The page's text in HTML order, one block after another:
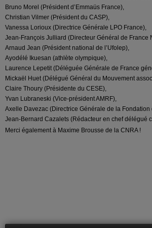
Bruno Morel (Président d’Emmaüs France),
Christian Vilmer (Président du CASP),
Vanessa Lorioux (Directrice Générale LPO France),
Jean-François Julliard (Directeur Général de France
Arnaud Jean (Président national de l’Ufolep),
Ayodélé Ikuesan (athlète olympique),
Laurence Lepetit (Déléguée Générale de France
Mickaël Huet (Délégué Général du Mouvement
Claire Thoury (Présidente du CESE),
Yvan Lubraneski (Vice-président AMRF),
Axelle Davezac (Directrice Générale de la Fondation
Jean-Bernard Cazalets (Rédacteur en chef délégué
Merci également à Maxime Brousse de la CNRA !